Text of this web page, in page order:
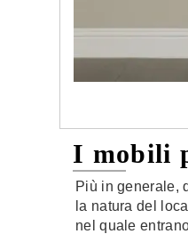
I mobili
Più in generale,
la natura del
nel quale